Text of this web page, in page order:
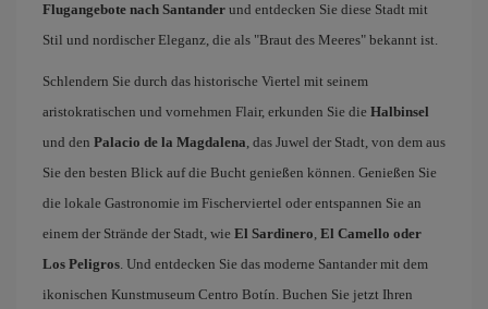
Flugangebote nach Santander und entdecken Sie diese Stadt mit
Stil und nordischer Eleganz, die als "Braut des Meeres" bekannt ist.
Schlendern Sie durch das historische Viertel mit seinem
aristokratischen und vornehmen Flair, erkunden Sie die Halbinsel
und den Palacio de la Magdalena, das Juwel der Stadt, von dem aus
Sie den besten Blick auf die Bucht genießen können. Genießen Sie
die lokale Gastronomie im Fischerviertel oder entspannen Sie an
einem der Strände der Stadt, wie El Sardinero, El Camello oder
Los Peligros. Und entdecken Sie das moderne Santander mit dem
ikonischen Kunstmuseum Centro Botín. Buchen Sie jetzt Ihren